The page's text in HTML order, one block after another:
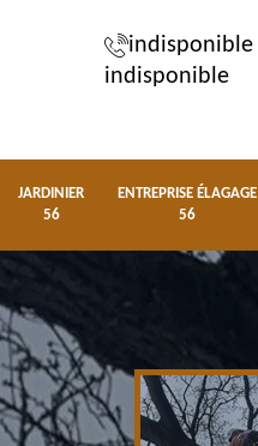
indisponible
indisponible
JARDINIER
56
ENTREPRISE ÉLAGAGE
56